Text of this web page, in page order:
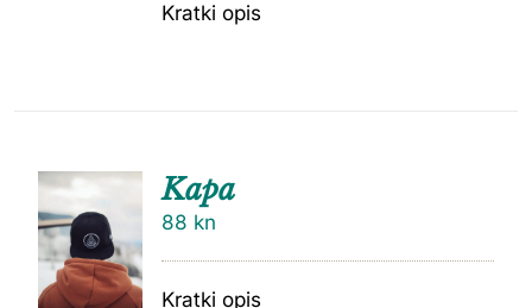
Kratki opis
Kapa
88 kn
Kratki opis